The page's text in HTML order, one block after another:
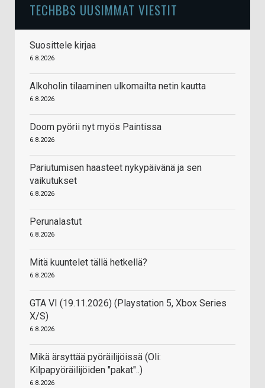
TECHBBS UUSIMMAT VIESTIT
Suosittele kirjaa
6.8.2026
Alkoholin tilaaminen ulkomailta netin kautta
6.8.2026
Doom pyörii nyt myös Paintissa
6.8.2026
Pariutumisen haasteet nykypäivänä ja sen
vaikutukset
6.8.2026
Perunalastut
6.8.2026
Mitä kuuntelet tällä hetkellä?
6.8.2026
GTA VI (19.11.2026) (Playstation 5, Xbox Series
X/S)
6.8.2026
Mikä ärsyttää pyöräilijöissä (Oli:
Kilpapyöräilijöiden "pakat"..)
6.8.2026